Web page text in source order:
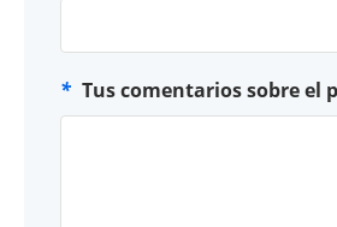
* Tus comentarios sobre el